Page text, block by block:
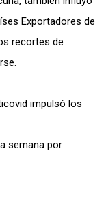
Exportadores de
recortes de
impulsó los
semana por